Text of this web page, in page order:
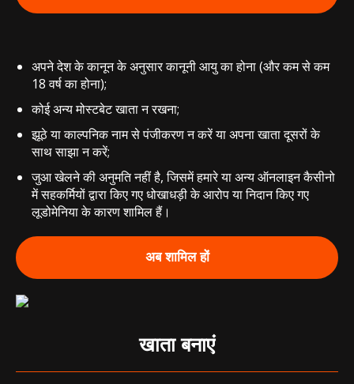
अपने देश के कानून के अनुसार कानूनी आयु का होना (और कम से कम
18 वर्ष का होना);
कोई अन्य मोस्टबेट खाता न रखना;
झूठे या काल्पनिक नाम से पंजीकरण न करें या अपना खाता दूसरों के
साथ साझा न करें;
जुआ खेलने की अनुमति नहीं है, जिसमें हमारे या अन्य ऑनलाइन कैसीनो
में सहकर्मियों द्वारा किए गए धोखाधड़ी के आरोप या निदान किए गए
लूडोमेनिया के कारण शामिल हैं।
अब शामिल हों
खाता बनाएं